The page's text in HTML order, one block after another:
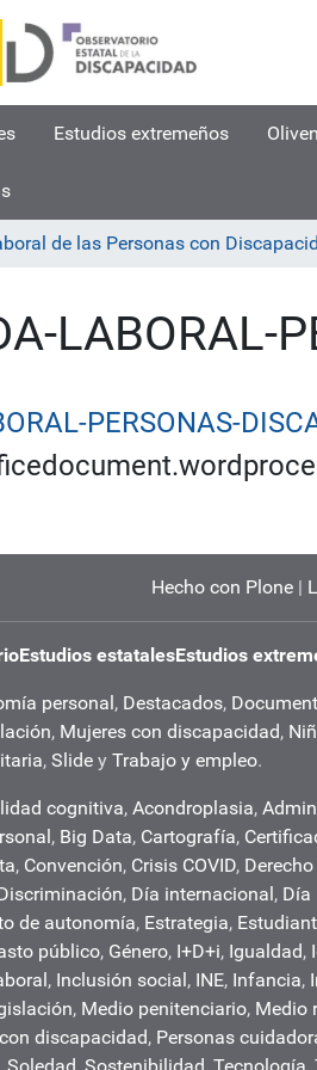
Estudios extremeños
de las Personas con
LABORAL-
PERSONAS-
Hecho con Plone |
Estudios estatalesEstudios
personal, Destacados,
, Mujeres con discapacidad,
, Slide y Trabajo y empleo.
cognitiva, Acondroplasia,
, Big Data, Cartografía,
, Convención, Crisis COVID,
, Día internacional, Día
de autonomía, Estrategia,
público, Género, I+D+i, Igualdad,
, Inclusión social, INE, Infancia,
, Medio penitenciario, Medio
discapacidad, Personas